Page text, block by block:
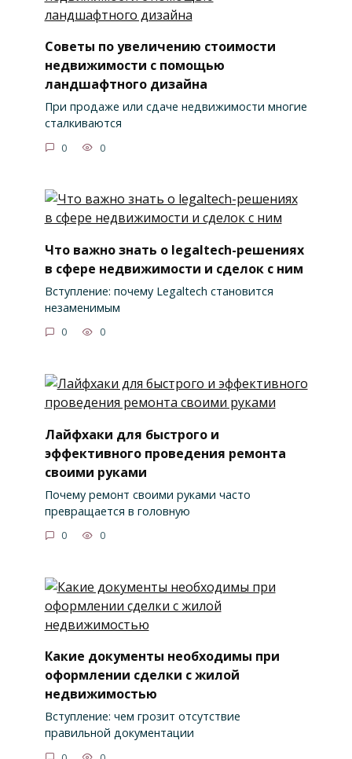
Советы по увеличению стоимости
недвижимости с помощью
ландшафтного дизайна
При продаже или сдаче недвижимости многие
сталкиваются
0 0
Что важно знать о legaltech-решениях
в сфере недвижимости и сделок с ним
Вступление: почему Legaltech становится
незаменимым
0 0
Лайфхаки для быстрого и
эффективного проведения ремонта
своими руками
Почему ремонт своими руками часто
превращается в головную
0 0
Какие документы необходимы при
оформлении сделки с жилой
недвижимостью
Вступление: чем грозит отсутствие
правильной документации